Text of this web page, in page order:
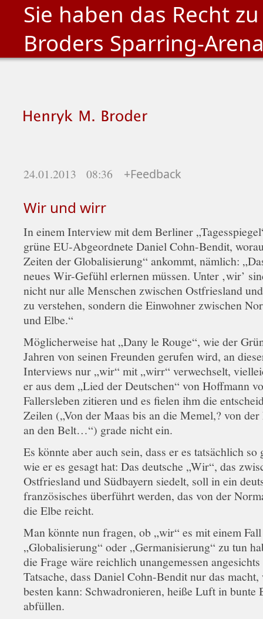
Sie haben das Recht
Broders Sparring-
24.01.2013 08:36 +Feedback
Wir und wirr
In einem Interview mit dem Berliner
grüne EU-Abgeordnete Daniel Cohn-Bendit,
Zeiten der Globalisierung“ ankommt, nämlich:
neues Wir-Gefühl erlernen müssen. Unter ‚wir’
nicht nur alle Menschen zwischen Ostfriesland
zu verstehen, sondern die Einwohner zwischen
und Elbe.“
Möglicherweise hat „Dany le Rouge“, wie der
Jahren von seinen Freunden gerufen wird, an
Interviews nur „wir“ mit „wirr“ verwechselt,
er aus dem „Lied der Deutschen“ von Hoffmann
Fallersleben zitieren und es fielen ihm die
Zeilen („Von der Maas bis an die Memel,? von der
an den Belt…“) grade nicht ein.
Es könnte aber auch sein, dass er es tatsächlich so
wie er es gesagt hat: Das deutsche „Wir“, das
Ostfriesland und Südbayern siedelt, soll in ein
französisches überführt werden, das von der
die Elbe reicht.
Man könnte nun fragen, ob „wir“ es mit einem
„Globalisierung“ oder „Germanisierung“ zu tun
die Frage wäre reichlich unangemessen
Tatsache, dass Daniel Cohn-Bendit nur das macht,
besten kann: Schwadronieren, heiße Luft in bunte
abfüllen.